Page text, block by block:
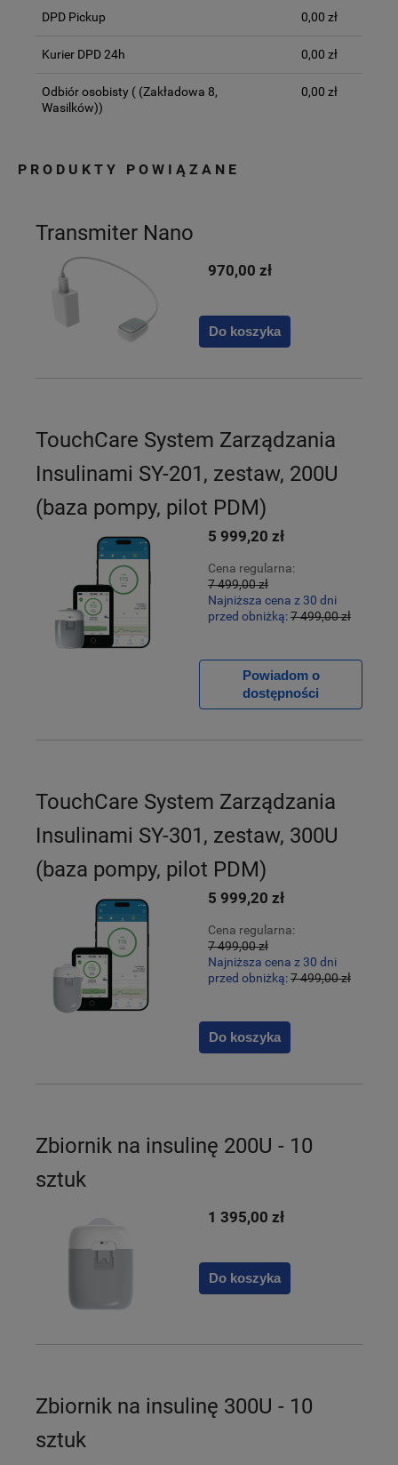
DPD Pickup 0,00 zł
Kurier DPD 24h 0,00 zł
Odbiór osobisty ( (Zakładowa 8,
Wasilków))
0,00 zł
PRODUKTY POWIĄZANE
Transmiter Nano
970,00 zł
Do koszyka
TouchCare System Zarządzania
Insulinami SY-201, zestaw, 200U
(baza pompy, pilot PDM)
5 999,20 zł
Cena regularna:
7 499,00 zł
Najniższa cena z 30 dni
przed obniżką:7 499,00 zł
Powiadom o
dostępności
TouchCare System Zarządzania
Insulinami SY-301, zestaw, 300U
(baza pompy, pilot PDM)
5 999,20 zł
Cena regularna:
7 499,00 zł
Najniższa cena z 30 dni
przed obniżką:7 499,00 zł
Do koszyka
Zbiornik na insulinę 200U - 10
sztuk
1 395,00 zł
Do koszyka
Zbiornik na insulinę 300U - 10
sztuk